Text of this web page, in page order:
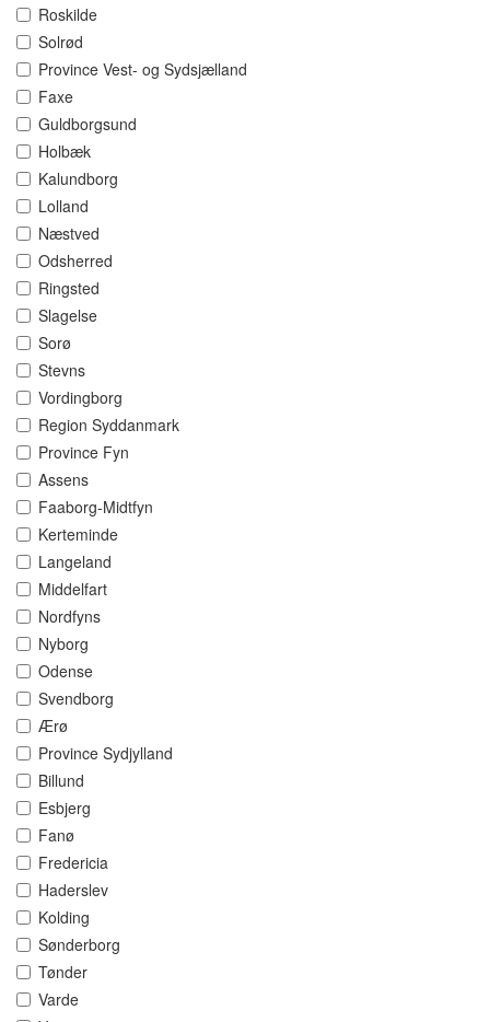
Roskilde
Solrød
Province Vest- og Sydsjælland
Faxe
Guldborgsund
Holbæk
Kalundborg
Lolland
Næstved
Odsherred
Ringsted
Slagelse
Sorø
Stevns
Vordingborg
Region Syddanmark
Province Fyn
Assens
Faaborg-Midtfyn
Kerteminde
Langeland
Middelfart
Nordfyns
Nyborg
Odense
Svendborg
Ærø
Province Sydjylland
Billund
Esbjerg
Fanø
Fredericia
Haderslev
Kolding
Sønderborg
Tønder
Varde